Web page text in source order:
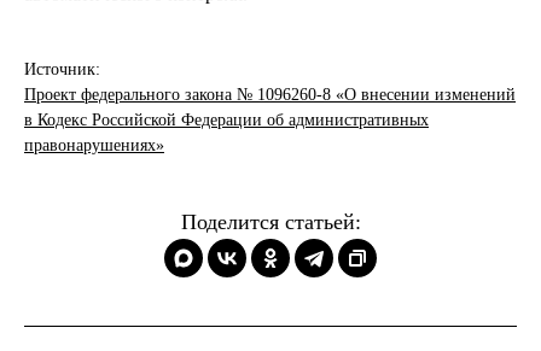
Источник:
Проект федерального закона № 1096260-8 «О внесении изменений
в Кодекс Российской Федерации об административных
правонарушениях»
Поделится статьей: